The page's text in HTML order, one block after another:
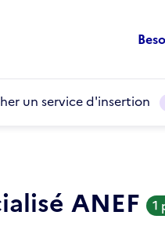
un service d'insertion
ANEF 1